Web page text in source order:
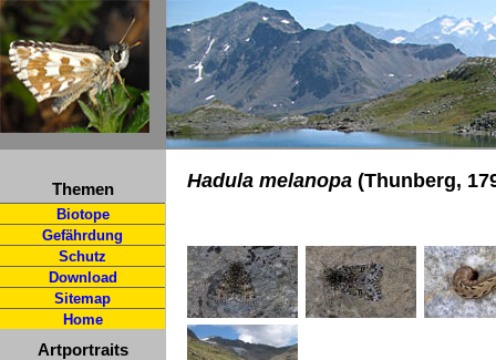
Themen
Biotope
Gefährdung
Schutz
Download
Sitemap
Home
Artportraits
Hadula melanopa (Thunberg,